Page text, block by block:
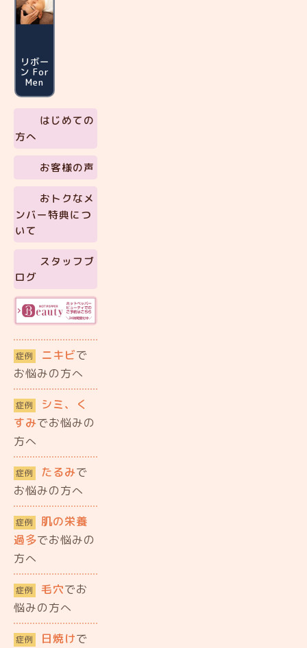
リボー
ン For
Men
はじめての
方へ
お客様の声
おトクなメ
ンバー特典につ
いて
スタッフブ
ログ
症例 ニキビで
お悩みの方へ
症例
シミ、く
すみでお悩みの
方へ
症例 たるみで
お悩みの方へ
症例
肌の栄養
過多でお悩みの
方へ
症例 毛穴でお
悩みの方へ
症例 日焼けで